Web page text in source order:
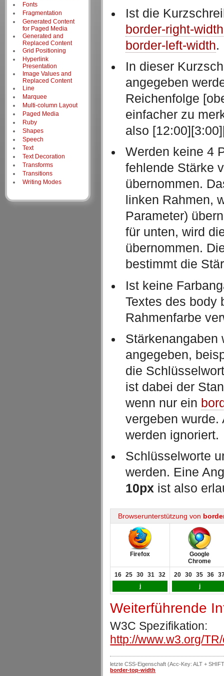
Ist die
border-right-width
border-left-width.
In dieser
angegeben
Reichenfolge
einfacher zu
also
Werden keine 4
fehlende Stärke
übernommen.
linken Rahmen,
Parameter)
für unten, wird
übernommen.
bestimmt die
Ist keine
Textes des body
Rahmenfarbe
Stärkenangaben
angegeben,
die
ist dabei der
wenn nur ein
vergeben
werden ignoriert.
Schlüsselworte
werden. Eine
10px ist also
Browserunterstützung von
Firefox
Google
Chrome
16 25 30 31
32
j
20 30 35 36
j
Weiterführende
W3C Spezifikation:
http://www.w3.org/
letzte CSS-Eigenschaft (Acc-Key: ALT +
border-top-width
Fonts
Fragmentation
Generated Content
for Paged Media
Generated and
Replaced Content
Grid Positioning
Hyperlink
Presentation
Image Values and
Replaced Content
Line
Marquee
Multi-column Layout
Paged Media
Ruby
Shapes
Speech
Text
Text Decoration
Transforms
Transitions
Writing Modes